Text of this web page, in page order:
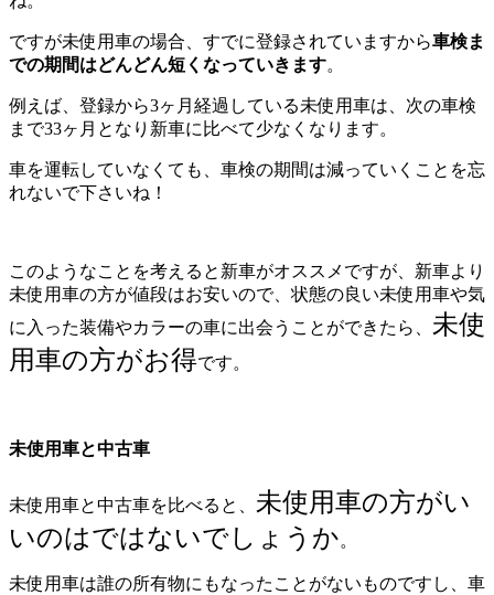
ですが未使用車の場合、すでに登録されていますから車検ま
での期間はどんどん短くなっていきます。
例えば、登録から3ヶ月経過している未使用車は、次の車検
まで33ヶ月となり新車に比べて少なくなります。
車を運転していなくても、車検の期間は減っていくことを忘
れないで下さいね！
このようなことを考えると新車がオススメですが、新車より
未使用車の方が値段はお安いので、状態の良い未使用車や気
に入った装備やカラーの車に出会うことができたら、 未使
用車の方がお得です。
未使用車と中古車
未使用車と中古車を比べると、 未使用車の方がい
いのはではないでしょうか。
未使用車は誰の所有物にもなったことがないものですし、車